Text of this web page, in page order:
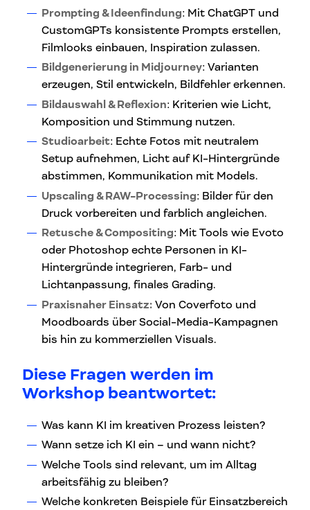
Prompting & Ideenfindung: Mit ChatGPT und
CustomGPTs konsistente Prompts erstellen,
Filmlooks einbauen, Inspiration zulassen.
Bildgenerierung in Midjourney: Varianten
erzeugen, Stil entwickeln, Bildfehler erkennen.
Bildauswahl & Reflexion: Kriterien wie Licht,
Komposition und Stimmung nutzen.
Studioarbeit: Echte Fotos mit neutralem
Setup aufnehmen, Licht auf KI-Hintergründe
abstimmen, Kommunikation mit Models.
Upscaling & RAW-Processing: Bilder für den
Druck vorbereiten und farblich angleichen.
Retusche & Compositing: Mit Tools wie Evoto
oder Photoshop echte Personen in KI-
Hintergründe integrieren, Farb- und
Lichtanpassung, finales Grading.
Praxisnaher Einsatz: Von Coverfoto und
Moodboards über Social-Media-Kampagnen
bis hin zu kommerziellen Visuals.
Diese Fragen werden im
Workshop beantwortet:
Was kann KI im kreativen Prozess leisten?
Wann setze ich KI ein – und wann nicht?
Welche Tools sind relevant, um im Alltag
arbeitsfähig zu bleiben?
Welche konkreten Beispiele für Einsatzbereich